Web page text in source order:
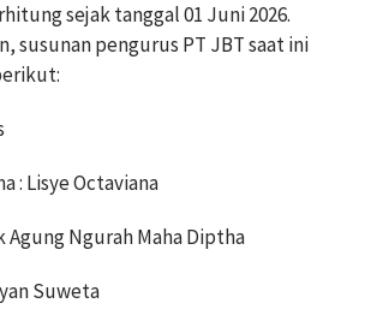
sejak tanggal 01 Juni 2026.
susunan pengurus PT JBT saat ini
: Lisye Octaviana
Agung Ngurah Maha Diptha
Suweta